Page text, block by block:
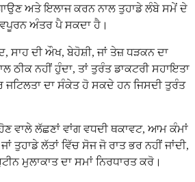
ਅਤੇ ਇਲਾਜ ਕਰਨ ਨਾਲ ਤੁਹਾਡੇ ਲੰਬੇ ਸਮੇਂ ਦੇ
ਅੰਤਰ ਪੈ ਸਕਦਾ ਹੈ।
ਸਾਹ ਦੀ ਔਖ, ਬੇਹੋਸ਼ੀ, ਜਾਂ ਤੇਜ਼ ਧੜਕਨ ਦਾ
ਠੀਕ ਨਹੀਂ ਹੁੰਦਾ, ਤਾਂ ਤੁਰੰਤ ਡਾਕਟਰੀ ਸਹਾਇਤਾ
ਦਾ ਸੰਕੇਤ ਹੋ ਸਕਦੇ ਹਨ ਜਿਸਦੀ ਤੁਰੰਤ
ਵਾਲੇ ਲੱਛਣਾਂ ਵਾਂਗ ਵਧਦੀ ਥਕਾਵਟ, ਆਮ ਕੰਮਾਂ
ਤੁਹਾਡੇ ਲੱਤਾਂ ਵਿੱਚ ਸੋਜ ਜੋ ਰਾਤ ਭਰ ਨਹੀਂ ਜਾਂਦੀ,
ਮੁਲਾਕਾਤ ਦਾ ਸਮਾਂ ਨਿਰਧਾਰਤ ਕਰੋ।